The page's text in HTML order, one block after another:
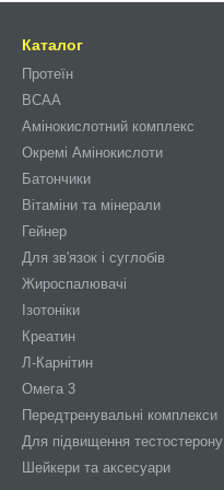
Каталог
Протеїн
BCAA
Амінокислотний комплекс
Окремі Амінокислоти
Батончики
Вітаміни та мінерали
Гейнер
Для зв'язок і суглобів
Жироспалювачі
Ізотоніки
Креатин
Л-Карнітин
Омега 3
Передтренувальні комплекси
Для підвищення тестостерону
Шейкери та аксесуари